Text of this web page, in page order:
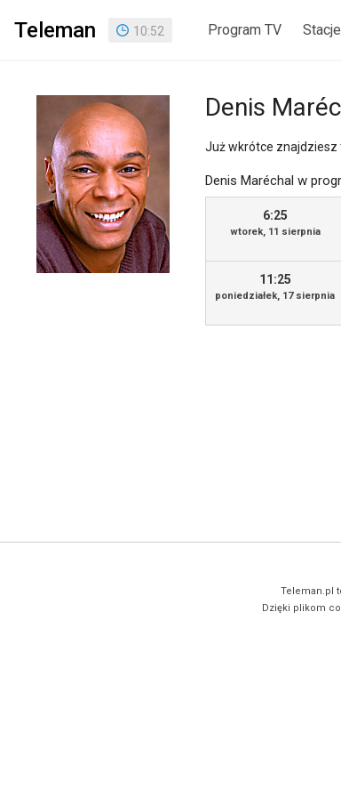
Teleman 10:52 Program TV Stacje
Denis
Już wkrótce znajdziesz
Denis Maréchal w
6:25
wtorek, 11 sierpnia
11:25
poniedziałek, 17 sierpnia
Teleman.pl
Dzięki plikom